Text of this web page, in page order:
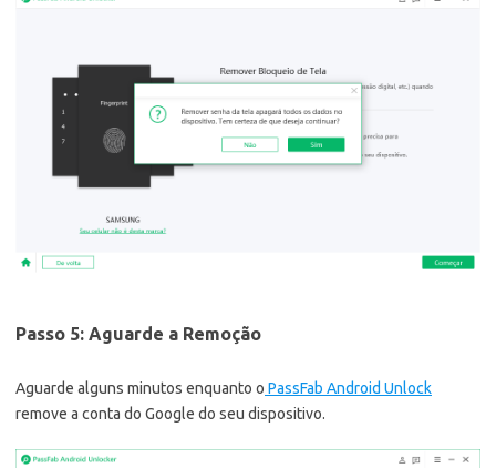
Passo 5: Aguarde a Remoção
Aguarde alguns minutos enquanto o PassFab Android Unlock
remove a conta do Google do seu dispositivo.